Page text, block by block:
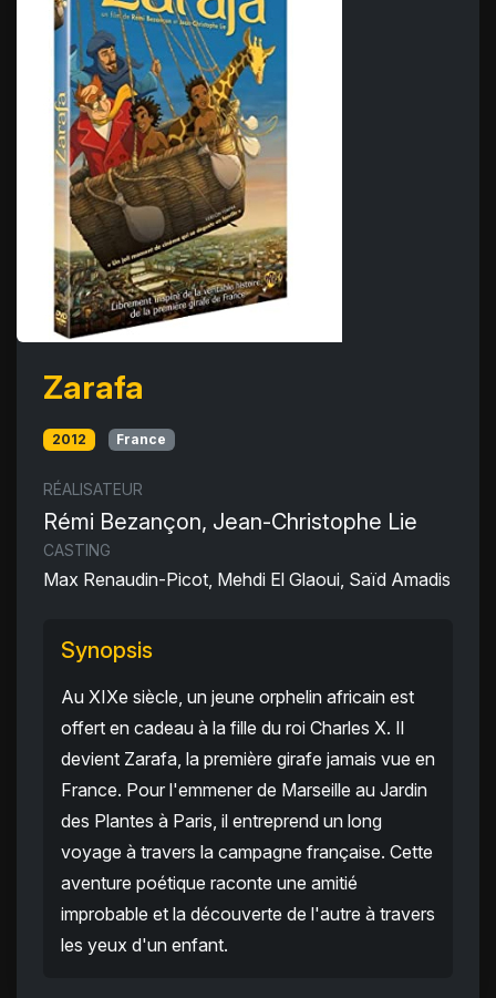
Zarafa
2012 France
RÉALISATEUR
Rémi Bezançon, Jean-Christophe Lie
CASTING
Max Renaudin-Picot, Mehdi El Glaoui, Saïd Amadis
Synopsis
Au XIXe siècle, un jeune orphelin africain est
offert en cadeau à la fille du roi Charles X. Il
devient Zarafa, la première girafe jamais vue en
France. Pour l'emmener de Marseille au Jardin
des Plantes à Paris, il entreprend un long
voyage à travers la campagne française. Cette
aventure poétique raconte une amitié
improbable et la découverte de l'autre à travers
les yeux d'un enfant.